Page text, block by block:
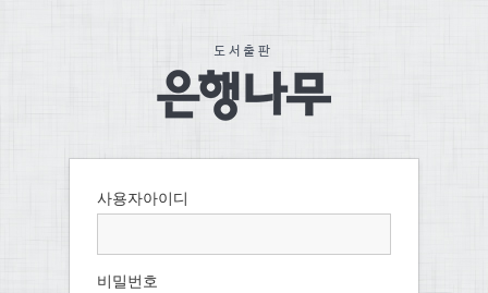
사용자아이디
비밀번호